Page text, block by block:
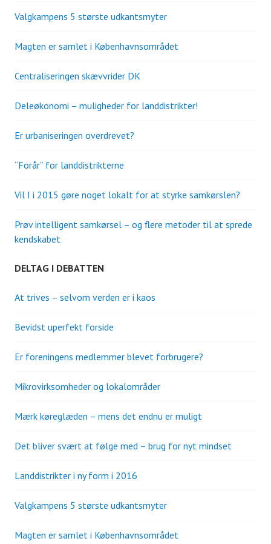
Valgkampens 5 største udkantsmyter
Magten er samlet i Københavnsområdet
Centraliseringen skævvrider DK
Deleøkonomi – muligheder for landdistrikter!
Er urbaniseringen overdrevet?
“Forår” for landdistrikterne
Vil I i 2015 gøre noget lokalt for at styrke samkørslen?
Prøv intelligent samkørsel – og flere metoder til at sprede
kendskabet
DELTAG I DEBATTEN
At trives – selvom verden er i kaos
Bevidst uperfekt forside
Er foreningens medlemmer blevet forbrugere?
Mikrovirksomheder og lokalområder
Mærk køreglæden – mens det endnu er muligt
Det bliver svært at følge med – brug for nyt mindset
Landdistrikter i ny form i 2016
Valgkampens 5 største udkantsmyter
Magten er samlet i Københavnsområdet